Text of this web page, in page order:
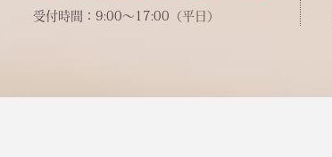
受付時間：9:00〜17:00（平日）